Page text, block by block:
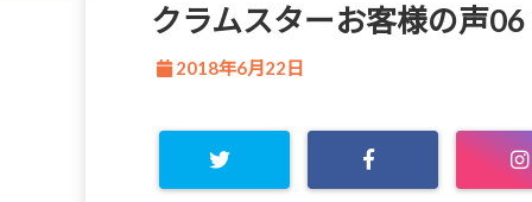
クラムスターお客様の声06
2018年6月22日